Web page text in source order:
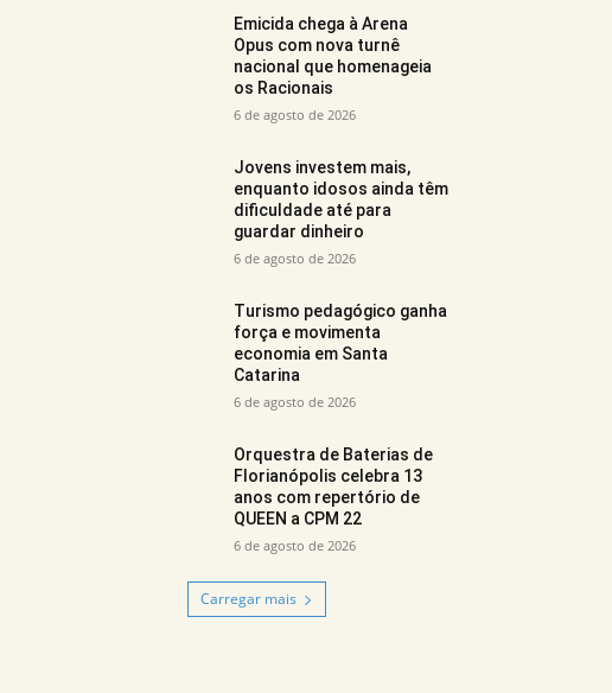
Emicida chega à Arena
Opus com nova turnê
nacional que homenageia
os Racionais
6 de agosto de 2026
Jovens investem mais,
enquanto idosos ainda têm
dificuldade até para
guardar dinheiro
6 de agosto de 2026
Turismo pedagógico ganha
força e movimenta
economia em Santa
Catarina
6 de agosto de 2026
Orquestra de Baterias de
Florianópolis celebra 13
anos com repertório de
QUEEN a CPM 22
6 de agosto de 2026
Carregar mais